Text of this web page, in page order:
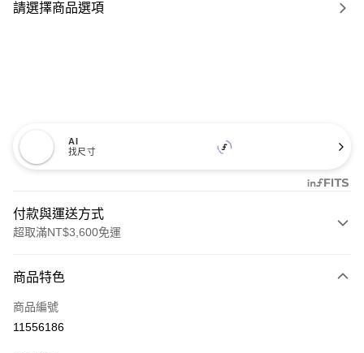
請選擇商品選項
AI
找尺寸
付款與運送方式
超取滿NT$3,600免運
信用卡一次付款
信用卡分期付款
商品特色
商品編號
11556186